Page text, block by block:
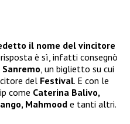
il nome del vincitore
è sì, infatti consegnò
Sanremo, un biglietto su cui
del Festival. E con le
come Caterina Balivo,
Mahmood e tanti altri.